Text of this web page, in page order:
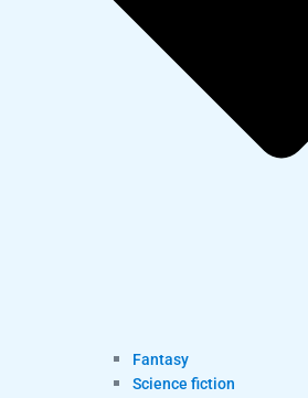
Fantasy
Science fiction